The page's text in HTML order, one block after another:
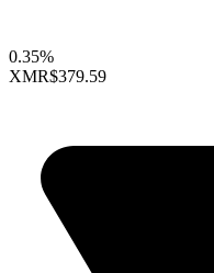
0.35%
XMR$379.59